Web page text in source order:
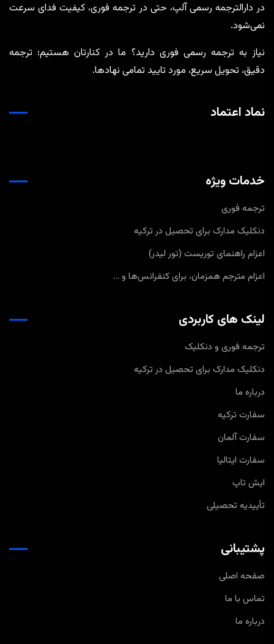
در دارالترجمه رسمی آلپ، حتی در ترجمه‌ فوری، کیفیت فدای سرعت
نمی‌شود.
نیاز به ترجمه رسمی فوری دارید؟ ما در کنارتان هستیم؛ ترجمه
دقیق، تحویل سریع، مورد تایید تمامی نهادها.
نماد اعتماد
خدمات ویژه
ترجمه فوری
دنکلیک مدارک برای تحصیل در ترکیه
اعزام راهنمای توریست (تور لیدر)
اعزام مترجم همزمان، برای کنفرانس‌ها و …
لینک های کاربردی
ترجمه فوری و دنکلیک
دنکلیک مدارک برای تحصیل در ترکیه
درباره ما
سفارت ترکیه
سفارت آلمان
سفارت ایتالیا
ایش تاپ
تأییدیه تحصیلی
پشتیبانی
صفحه اصلی
تماس با ما
درباره ما